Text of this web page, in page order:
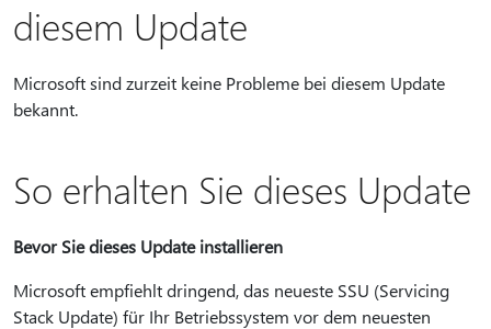
diesem Update
Microsoft sind zurzeit keine Probleme bei diesem Update
bekannt.
So erhalten Sie dieses Update
Bevor Sie dieses Update installieren
Microsoft empfiehlt dringend, das neueste SSU (Servicing
Stack Update) für Ihr Betriebssystem vor dem neuesten